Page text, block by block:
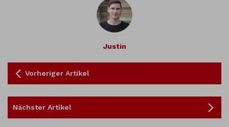
Justin
Vorheriger Artikel
Nächster Artikel